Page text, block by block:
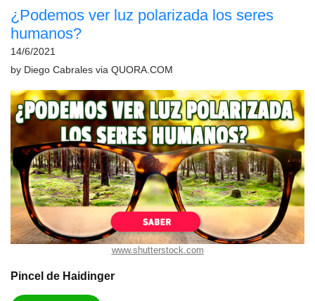
¿Podemos ver luz polarizada los seres
humanos?
14/6/2021
by Diego Cabrales via QUORA.COM
www.shutterstock.com
Pincel de Haidinger